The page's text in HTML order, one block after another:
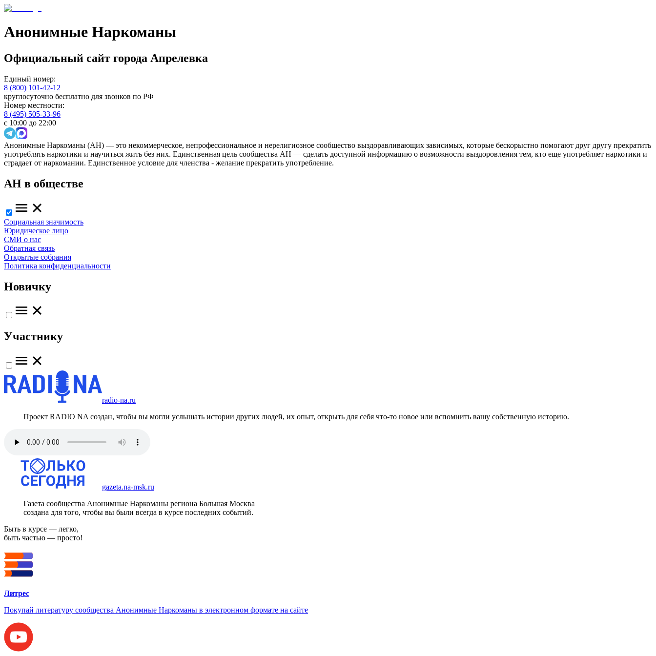
Анонимные Наркоманы
Официальный сайт города Апрелевка
Единый номер:
8 (800) 101-42-12
круглосуточно бесплатно для звонков по РФ
Номер местности:
8 (495) 505-33-96
с 10:00 до 22:00
Анонимные Наркоманы (АН) — это некоммерческое, непрофессиональное и нерелигиозное сообщество выздоравливающих зависимых, которые бескорыстно помогают друг другу прекратить
употреблять наркотики и научиться жить без них. Единственная цель сообщества АН — сделать доступной информацию о возможности выздоровления тем, кто еще употребляет наркотики и
страдает от наркомании. Единственное условие для членства - желание прекратить употребление.
АН в обществе
Социальная значимость
Юридическое лицо
СМИ о нас
Обратная связь
Открытые собрания
Политика конфиденциальности
Новичку
Участнику
radio-na.ru
Проект RADIO NA создан, чтобы вы могли услышать истории других людей, их опыт, открыть для себя что-то новое или вспомнить вашу собственную историю.
gazeta.na-msk.ru
Газета сообщества Анонимные Наркоманы региона Большая Москва
создана для того, чтобы вы были всегда в курсе последних событий.
Быть в курсе — легко,
быть частью — просто!
Литрес
Покупай литературу сообщества Анонимные Наркоманы в электронном формате на сайте